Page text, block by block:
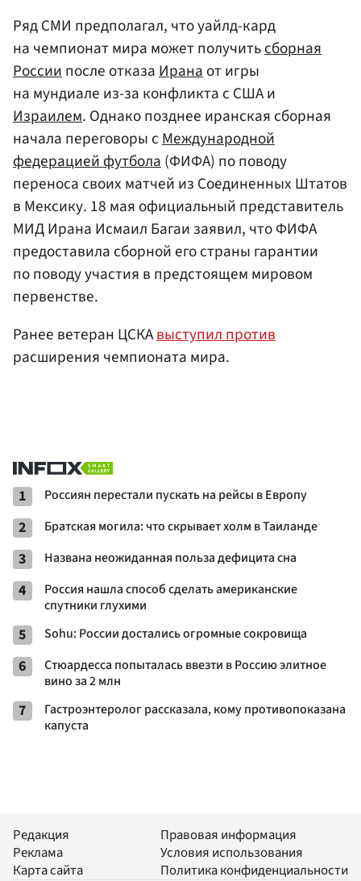
Ряд СМИ предполагал, что уайлд-кард
на чемпионат мира может получитьсборная
Россиипосле отказаИранаот игры
на мундиале из-за конфликта с США и
Израилем. Однако позднее иранская сборная
начала переговоры сМеждународной
федерацией футбола(ФИФА) по поводу
переноса своих матчей из Соединенных Штатов
в Мексику. 18 мая официальный представитель
МИД Ирана Исмаил Багаи заявил, что ФИФА
предоставила сборной его страны гарантии
по поводу участия в предстоящем мировом
первенстве.
Ранее ветеран ЦСКАвыступил против
расширения чемпионата мира.
1 Россиян перестали пускать на рейсы в Европу
2 Братская могила: что скрывает холм в Таиланде
3 Названа неожиданная польза дефицита сна
4
Россия нашла способ сделать американские
спутники глухими
5 Sohu: России достались огромные сокровища
6
Стюардесса попыталась ввезти в Россию элитное
вино за 2 млн
7
Гастроэнтеролог рассказала, кому противопоказана
капуста
Редакция
Реклама
Карта сайта
Правовая информация
Условия использования
Политика конфиденциальности